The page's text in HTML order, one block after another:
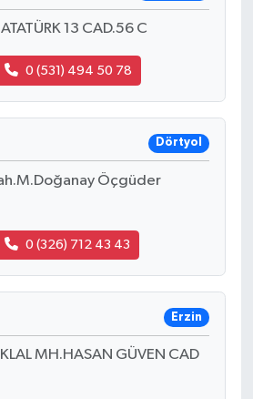
13 CAD.56 C
0 (531) 494 50 78
Dörtyol
Öçgüder
0 (326) 712 43 43
Erzin
MH.HASAN GÜVEN CAD